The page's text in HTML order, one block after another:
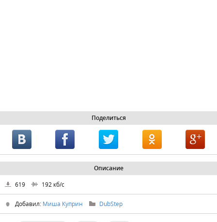
Поделиться
Описание
619
192 кб/с
Добавил: Миша Куприн DubStep